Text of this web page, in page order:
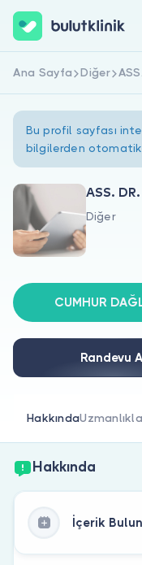
Hakkımızda
Doktorlar için
Hemen Kaydol
Ana Sayfa Diğer
Bu profil sayfası
bilgilerden
ASS.
Diğer
CUMHUR
Randevu
Hakkında
Hakkında
İçerik